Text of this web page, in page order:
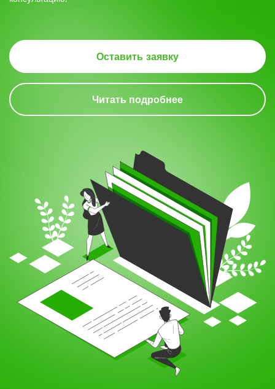
Оставить заявку
Читать подробнее